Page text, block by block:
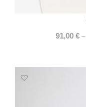
91,00 € –